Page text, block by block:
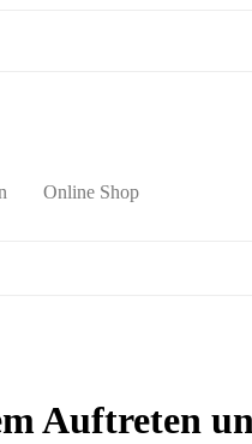
Online Shop
Auftreten